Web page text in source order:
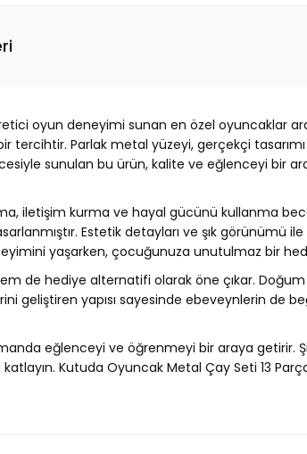
oyun deneyimi sunan en özel oyuncaklar
Parlak metal yüzeyi, gerçekçi
sunulan bu ürün, kalite ve eğlenceyi bir
iletişim kurma ve hayal gücünü kullanma
Estetik detayları ve şık görünümü
yaşarken, çocuğunuza unutulmaz bir
de hediye alternatifi olarak öne çıkar.
yapısı sayesinde ebeveynlerin de
eğlenceyi ve öğrenmeyi bir araya getirir.
Kutuda Oyuncak Metal Çay Seti 13